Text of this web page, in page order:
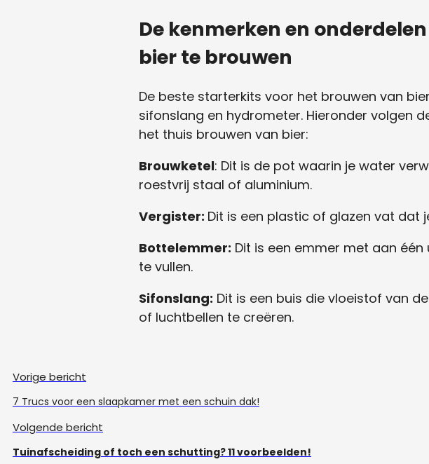
De kenmerken en
bier te brouwen
De beste starterkits voor het brouwen van
sifonslang en hydrometer. Hieronder volgen
het thuis brouwen van bier:
Brouwketel: Dit is de pot waarin je water
roestvrij staal of aluminium.
Vergister: Dit is een plastic of glazen vat
Bottelemmer: Dit is een emmer met aan
te vullen.
Sifonslang: Dit is een buis die vloeistof van
of luchtbellen te creëren.
Vorige bericht
7 Trucs voor een slaapkamer met een schuin dak!
Volgende bericht
Tuinafscheiding of toch een schutting? 11 voorbeelden!